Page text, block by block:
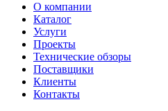
О компании
Каталог
Услуги
Проекты
Технические обзоры
Поставщики
Клиенты
Контакты